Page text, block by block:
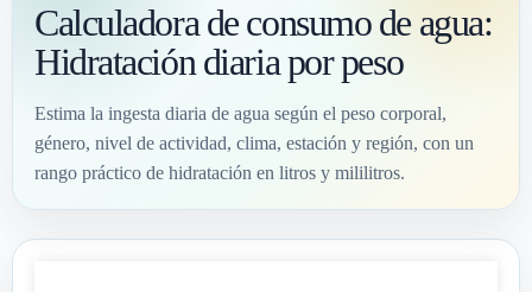
Calculadora de consumo de agua:
Hidratación diaria por peso
Estima la ingesta diaria de agua según el peso corporal,
género, nivel de actividad, clima, estación y región, con un
rango práctico de hidratación en litros y mililitros.